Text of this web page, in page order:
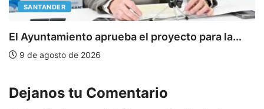
SANTANDER
El Ayuntamiento aprueba el proyecto para la...
9 de agosto de 2026
Dejanos tu Comentario